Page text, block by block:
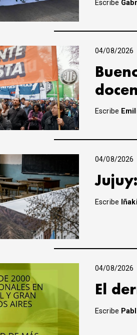
Escribe
04/08/2026
Escribe
04/08/2026
Escribe
04/08/2026
El
Escribe